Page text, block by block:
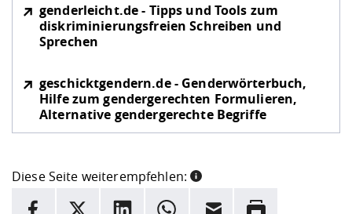
genderleicht.de - Tipps und Tools zum
diskriminierungsfreien Schreiben und
Sprechen
geschicktgendern.de - Genderwörterbuch,
Hilfe zum gendergerechten Formulieren,
Alternative gendergerechte Begriffe
Diese Seite weiterempfehlen:
INFORMATION
Facebook
X LinkedInWhatsappE-Mail Drucken